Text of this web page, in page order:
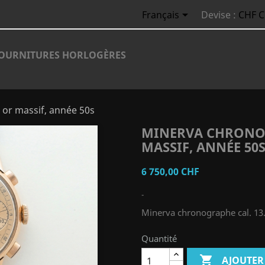
Français Devise : CHF
HORLOGÈRES
massif, année 50s
MINERVA
MASSIF, ANNÉE 50S
6 750,00 CHF
-
Minerva chronographe cal.
Quantité
